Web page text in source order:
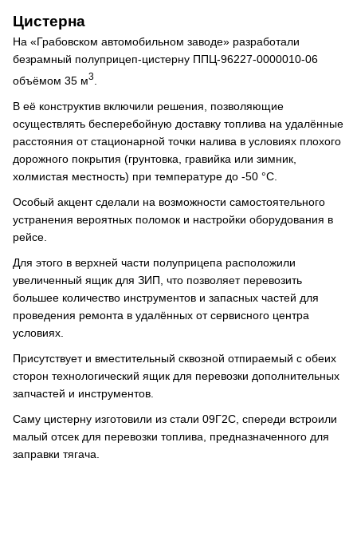
Цистерна
На «Грабовском автомобильном заводе» разработали
безрамный полуприцеп-цистерну ППЦ-96227-0000010-06
объёмом 35 м3
В её конструктив включили решения, позволяющие
осуществлять бесперебойную доставку топлива на удалённые
расстояния от стационарной точки налива в условиях плохого
дорожного покрытия (грунтовка, гравийка или зимник,
холмистая местность) при температуре до -50 °С.
Особый акцент сделали на возможности самостоятельного
устранения вероятных поломок и настройки оборудования в
рейсе.
Для этого в верхней части полуприцепа расположили
увеличенный ящик для ЗИП, что позволяет перевозить
большее количество инструментов и запасных частей для
проведения ремонта в удалённых от сервисного центра
условиях.
Присутствует и вместительный сквозной отпираемый с обеих
сторон технологический ящик для перевозки дополнительных
запчастей и инструментов.
Саму цистерну изготовили из стали 09Г2С, спереди встроили
малый отсек для перевозки топлива, предназначенного для
заправки тягача.